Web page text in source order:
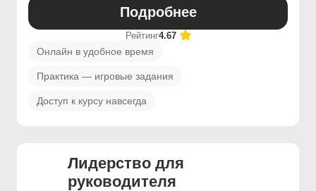
Подробнее
Рейтинг4.67
Онлайн в удобное время
Практика — игровые задания
Доступ к курсу навсегда
Лидерство для
руководителя